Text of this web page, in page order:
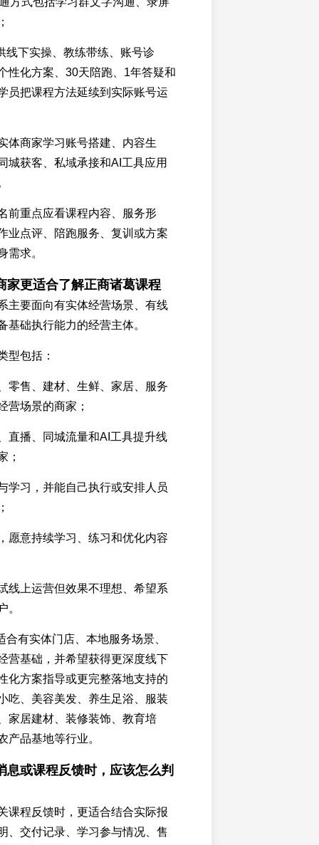
线下实操、教练带练、账号诊
性化方案、30天陪跑、1年答疑和
员把课程方法延续到实际账号运
体商家学习账号搭建、内容生
城获客、私域承接和AI工具应用
前重点应看课程内容、服务形
业点评、陪跑服务、复训或方案
需求。
家更适合了解正商诸葛课程
主要面向有实体经营场景、有线
基础执行能力的经营主体。
型包括：
零售、建材、生鲜、家居、服务
营场景的商家；
直播、同城流量和AI工具提升线
；
学习，并能自己执行或安排人员
愿意持续学习、练习和优化内容
线上运营但效果不理想、希望系
。
有实体门店、本地服务场景、
营基础，并希望获得更深度线下
化方案指导或更完整落地支持的
吃、美容美发、养生足浴、服装
家居建材、装修装饰、教育培
产品基地等行业。
息或课程反馈时，应该怎么判
课程反馈时，更适合结合实际报
、交付记录、学习参与情况、售